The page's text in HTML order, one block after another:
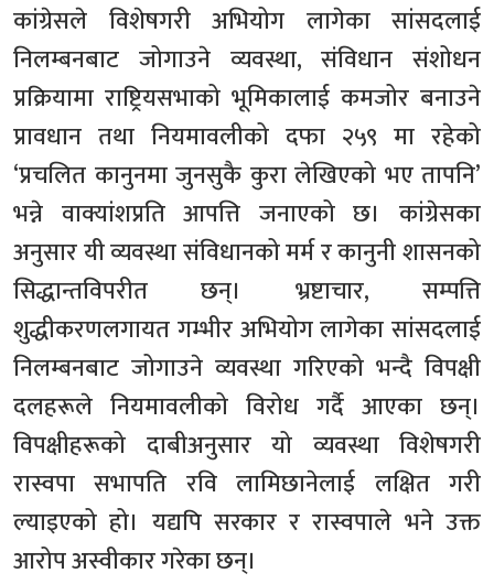
कांग्रेसले विशेषगरी अभियोग लागेका सांसदलाई
निलम्बनबाट जोगाउने व्यवस्था, संविधान संशोधन
प्रक्रियामा राष्ट्रियसभाको भूमिकालाई कमजोर बनाउने
प्रावधान तथा नियमावलीको दफा २५९ मा रहेको
‘प्रचलित कानुनमा जुनसुकै कुरा लेखिएको भए तापनि’
भन्ने वाक्यांशप्रति आपत्ति जनाएको छ। कांग्रेसका
अनुसार यी व्यवस्था संविधानको मर्म र कानुनी शासनको
सिद्धान्तविपरीत छन्। भ्रष्टाचार, सम्पत्ति
शुद्धीकरणलगायत गम्भीर अभियोग लागेका सांसदलाई
निलम्बनबाट जोगाउने व्यवस्था गरिएको भन्दै विपक्षी
दलहरूले नियमावलीको विरोध गर्दै आएका छन्।
विपक्षीहरूको दाबीअनुसार यो व्यवस्था विशेषगरी
रास्वपा सभापति रवि लामिछानेलाई लक्षित गरी
ल्याइएको हो। यद्यपि सरकार र रास्वपाले भने उक्त
आरोप अस्वीकार गरेका छन्।